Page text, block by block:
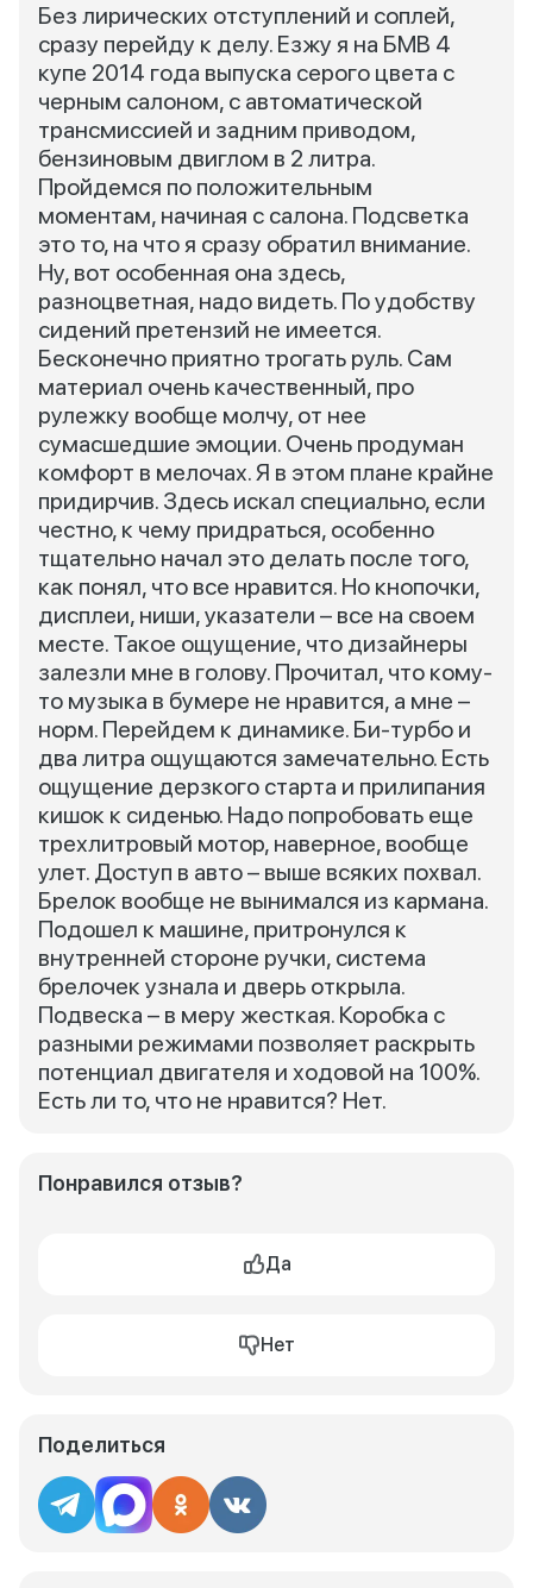
Без лирических отступлений и соплей,
сразу перейду к делу. Езжу я на БМВ 4
купе 2014 года выпуска серого цвета с
черным салоном, с автоматической
трансмиссией и задним приводом,
бензиновым двиглом в 2 литра.
Пройдемся по положительным
моментам, начиная с салона. Подсветка
это то, на что я сразу обратил внимание.
Ну, вот особенная она здесь,
разноцветная, надо видеть. По удобству
сидений претензий не имеется.
Бесконечно приятно трогать руль. Сам
материал очень качественный, про
рулежку вообще молчу, от нее
сумасшедшие эмоции. Очень продуман
комфорт в мелочах. Я в этом плане крайне
придирчив. Здесь искал специально, если
честно, к чему придраться, особенно
тщательно начал это делать после того,
как понял, что все нравится. Но кнопочки,
дисплеи, ниши, указатели – все на своем
месте. Такое ощущение, что дизайнеры
залезли мне в голову. Прочитал, что кому-
то музыка в бумере не нравится, а мне –
норм. Перейдем к динамике. Би-турбо и
два литра ощущаются замечательно. Есть
ощущение дерзкого старта и прилипания
кишок к сиденью. Надо попробовать еще
трехлитровый мотор, наверное, вообще
улет. Доступ в авто – выше всяких похвал.
Брелок вообще не вынимался из кармана.
Подошел к машине, притронулся к
внутренней стороне ручки, система
брелочек узнала и дверь открыла.
Подвеска – в меру жесткая. Коробка с
разными режимами позволяет раскрыть
потенциал двигателя и ходовой на 100%.
Есть ли то, что не нравится? Нет.
Понравился отзыв?
Да
Нет
Поделиться